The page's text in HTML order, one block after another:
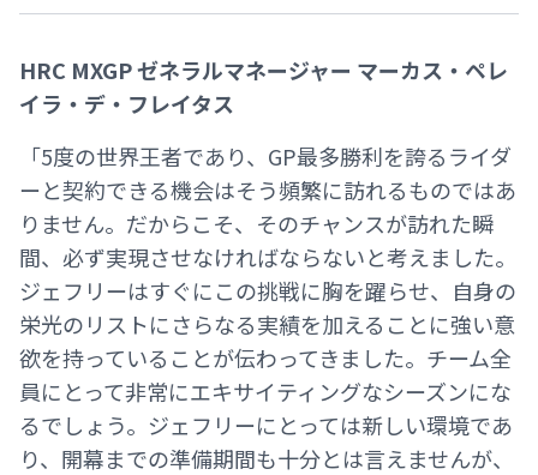
HRC MXGP ゼネラルマネージャー マーカス・ペレ
イラ・デ・フレイタス
「5度の世界王者であり、GP最多勝利を誇るライダ
ーと契約できる機会はそう頻繁に訪れるものではあ
りません。だからこそ、そのチャンスが訪れた瞬
間、必ず実現させなければならないと考えました。
ジェフリーはすぐにこの挑戦に胸を躍らせ、自身の
栄光のリストにさらなる実績を加えることに強い意
欲を持っていることが伝わってきました。チーム全
員にとって非常にエキサイティングなシーズンにな
るでしょう。ジェフリーにとっては新しい環境であ
り、開幕までの準備期間も十分とは言えませんが、